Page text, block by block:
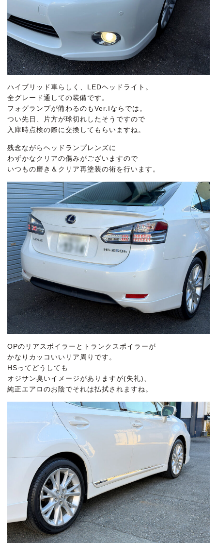
ハイブリッド車らしく、LEDヘッドライト。
全グレード通しての装備です。
フォグランプが備わるのもVer.Iならでは。
つい先日、片方が球切れしたそうですので
入庫時点検の際に交換してもらいますね。
残念ながらヘッドランプレンズに
わずかなクリアの傷みがございますので
いつもの磨き＆クリア再塗装の術を行います。
OPのリアスポイラーとトランクスポイラーが
かなりカッコいいリア周りです。
HSってどうしても
オジサン臭いイメージがありますが(失礼)、
純正エアロのお陰でそれは払拭されますね。